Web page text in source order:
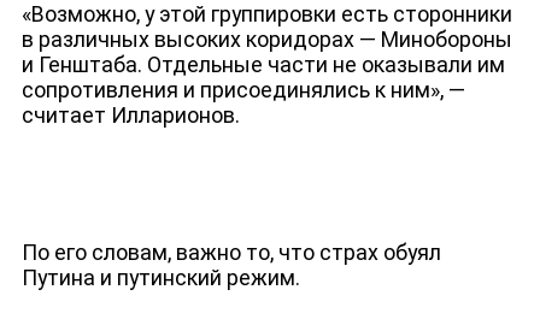
«Возможно, у этой группировки есть сторонники
в различных высоких коридорах — Минобороны
и Генштаба. Отдельные части не оказывали им
сопротивления и присоединялись к ним», —
считает Илларионов.
По его словам, важно то, что страх обуял
Путина и путинский режим.